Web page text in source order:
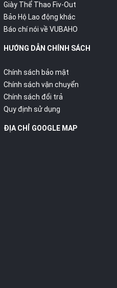
Giày Thể Thao Fiv-Out
Bảo Hộ Lao động khác
Báo chí nói về VUBAHO
HƯỚNG DẪN CHÍNH SÁCH
Chính sách bảo mật
Chính sách vận chuyển
Chính sách đổi trả
Quy định sử dụng
ĐỊA CHỈ GOOGLE MAP